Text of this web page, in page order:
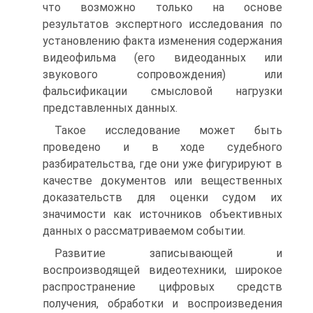
что возможно только на основе
результатов экспертного исследования по
установлению факта изменения содержания
видеофильма (его видеоданных или
звукового сопровождения) или
фальсификации смысловой нагрузки
представленных данных.
Такое исследование может быть
проведено и в ходе судебного
разбирательства, где они уже фигурируют в
качестве документов или вещественных
доказательств для оценки судом их
значимости как источников объективных
данных о рассматриваемом событии.
Развитие записывающей и
воспроизводящей видеотехники, широкое
распространение цифровых средств
получения, обработки и воспроизведения